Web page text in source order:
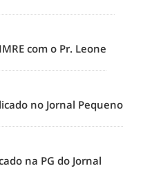
com o Pr. Leone
no Jornal Pequeno
na PG do Jornal